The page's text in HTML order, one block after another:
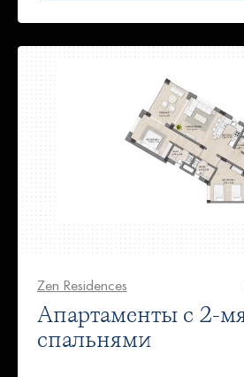
Zen Residences
Апартаменты с 2-
спальнями